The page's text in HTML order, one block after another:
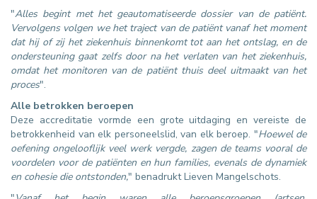
"Alles begint met het geautomatiseerde dossier van de patiënt.
Vervolgens volgen we het traject van de patiënt vanaf het moment
dat hij of zij het ziekenhuis binnenkomt tot aan het ontslag, en de
ondersteuning gaat zelfs door na het verlaten van het ziekenhuis,
omdat het monitoren van de patiënt thuis deel uitmaakt van het
proces".
Alle betrokken beroepen
Deze accreditatie vormde een grote uitdaging en vereiste de
betrokkenheid van elk personeelslid, van elk beroep. "Hoewel de
oefening ongelooflijk veel werk vergde, zagen de teams vooral de
voordelen voor de patiënten en hun families, evenals de dynamiek
en cohesie die ontstonden," benadrukt Lieven Mangelschots.